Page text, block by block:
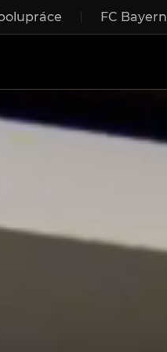
FC Bayern
Sliding doors